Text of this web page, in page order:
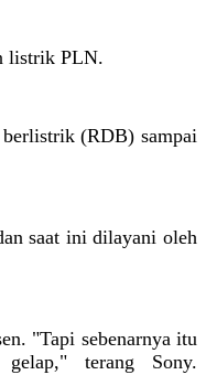
listrik PLN.
berlistrik (RDB) sampai
saat ini dilayani oleh
"Tapi sebenarnya itu
terang Sony.